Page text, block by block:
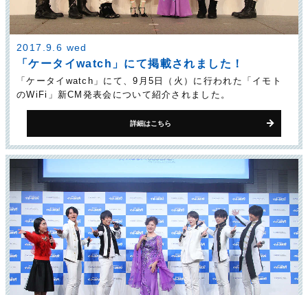
2017.9.6 wed
「ケータイwatch」にて掲載されました！
「ケータイwatch」にて、9月5日（火）に行われた「イモト
のWiFi」新CM発表会について紹介されました。
詳細はこちら